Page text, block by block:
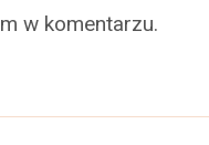
w komentarzu.